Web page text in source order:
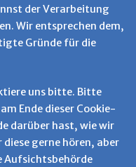
der Verarbeitung
Wir entsprechen dem,
Gründe für die
uns bitte. Bitte
Ende dieser Cookie-
darüber hast, wie wir
gerne hören, aber
Aufsichtsbehörde